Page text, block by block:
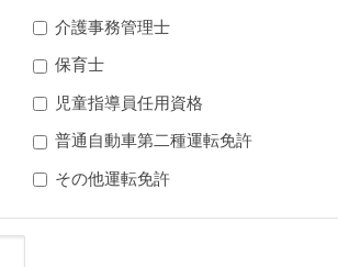
介護事務管理士
保育士
児童指導員任用資格
普通自動車第二種運転免許
その他運転免許